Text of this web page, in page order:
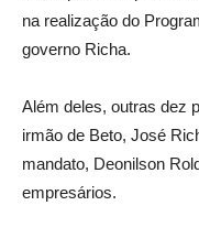
na realização do
governo Richa.
Além deles, outras dez
irmão de Beto, José
mandato, Deonilson
empresários.